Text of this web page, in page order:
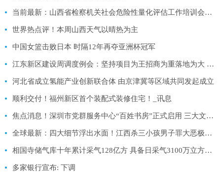
当前最新：山西省检察机关社会危险性量化评估工作培训会召开
世界热点评！本周山西天气以晴热为主
中国女篮击败日本 时隔12年再夺亚洲杯冠军
江东新区建设周调度例会：坚持项目为王招商为重落地为大 营造烟火气增进新动能释放新活力
河北省成立氢能产业创新联合体 由京津冀等区域共同发起成立
顺利交付！福州新区首个装配式装修住宅！_讯息
焦点消息！深圳市党群服务中心“百姓书房”正式启用 三大文化品牌活动贯穿全年
全球最新：四大细节浮出水面！江西杀三小孩男子罪大恶极，他多次骚扰奶奶！
相国寺储气库十年累计采气128亿方 具备日采气3100万立方米能力|环球滚动
多家银行宣布: 下调